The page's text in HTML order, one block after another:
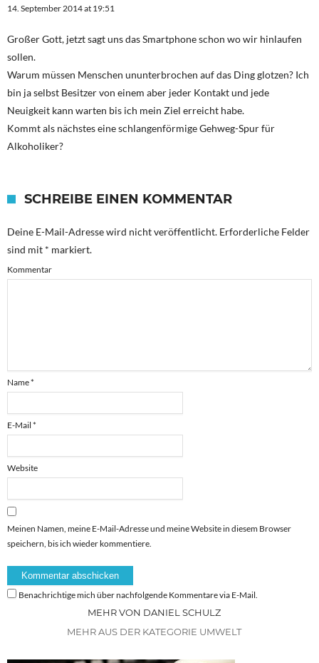
14. September 2014 at 19:51
Großer Gott, jetzt sagt uns das Smartphone schon wo wir hinlaufen
sollen.
Warum müssen Menschen ununterbrochen auf das Ding glotzen? Ich
bin ja selbst Besitzer von einem aber jeder Kontakt und jede
Neuigkeit kann warten bis ich mein Ziel erreicht habe.
Kommt als nächstes eine schlangenförmige Gehweg-Spur für
Alkoholiker?
SCHREIBE EINEN KOMMENTAR
Deine E-Mail-Adresse wird nicht veröffentlicht. Erforderliche Felder
sind mit * markiert.
Kommentar
Name*
E-Mail *
Website
Meinen Namen, meine E-Mail-Adresse und meine Website in diesem Browser
speichern, bis ich wieder kommentiere.
Benachrichtige mich über nachfolgende Kommentare via E-Mail.
MEHR VON DANIEL SCHULZ
MEHR AUS DER KATEGORIE UMWELT